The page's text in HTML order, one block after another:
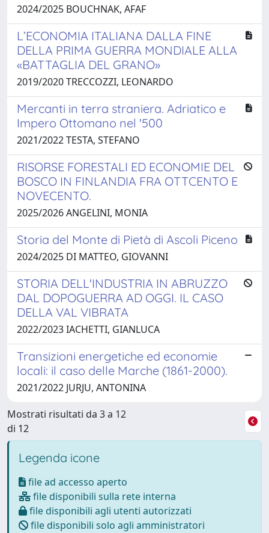
2024/2025 BOUCHNAK, AFAF
L’ECONOMIA ITALIANA DALLA FINE
DELLA PRIMA GUERRA MONDIALE ALLA
«BATTAGLIA DEL GRANO»
2019/2020 TRECCOZZI, LEONARDO
Mercanti in terra straniera. Adriatico e
Impero Ottomano nel '500
2021/2022 TESTA, STEFANO
RISORSE FORESTALI ED ECONOMIE DEL
BOSCO IN FINLANDIA FRA OTTCENTO E
NOVECENTO.
2025/2026 ANGELINI, MONIA
Storia del Monte di Pietà di Ascoli Piceno
2024/2025 DI MATTEO, GIOVANNI
STORIA DELL'INDUSTRIA IN ABRUZZO
DAL DOPOGUERRA AD OGGI. IL CASO
DELLA VAL VIBRATA
2022/2023 IACHETTI, GIANLUCA
Transizioni energetiche ed economie
locali: il caso delle Marche (1861-2000).
2021/2022 JURJU, ANTONINA
Mostrati risultati da 3 a 12
di 12
Legenda icone
file ad accesso aperto
file disponibili sulla rete interna
file disponibili agli utenti autorizzati
file disponibili solo agli amministratori